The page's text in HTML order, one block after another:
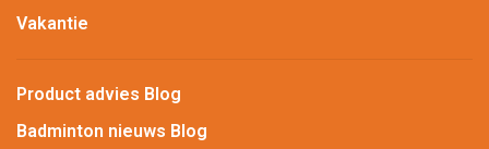
Vakantie
Product advies Blog
Badminton nieuws Blog